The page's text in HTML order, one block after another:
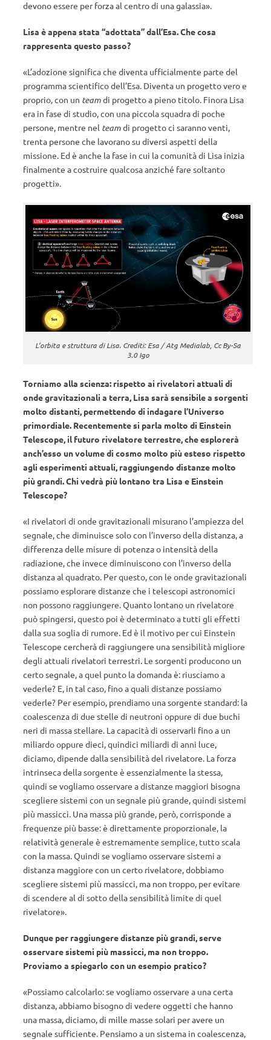
devono essere per forza al centro di una galassia».
Lisa è appena stata “adottata” dall’Esa. Che cosa
rappresenta questo passo?
«L’adozione significa che diventa ufficialmente parte del
programma scientifico dell’Esa. Diventa un progetto vero e
proprio, con un teamdi progetto a pieno titolo. Finora Lisa
era in fase di studio, con una piccola squadra di poche
persone, mentre nel teamdi progetto ci saranno venti,
trenta persone che lavorano su diversi aspetti della
missione. Ed è anche la fase in cui la comunità di Lisa inizia
finalmente a costruire qualcosa anziché fare soltanto
progetti».
L’orbita e struttura di Lisa. Crediti: Esa / Atg Medialab, Cc By-Sa
3.0 Igo
Torniamo alla scienza: rispetto ai rivelatori attuali di
onde gravitazionali a terra, Lisa sarà sensibile a sorgenti
molto distanti, permettendo di indagare l’Universo
primordiale. Recentemente si parla molto di Einstein
Telescope, il futuro rivelatore terrestre, che esplorerà
anch’esso un volume di cosmo molto più esteso rispetto
agli esperimenti attuali, raggiungendo distanze molto
più grandi. Chi vedrà più lontano tra Lisa e Einstein
Telescope?
«I rivelatori di onde gravitazionali misurano l’ampiezza del
segnale, che diminuisce solo con l’inverso della distanza, a
differenza delle misure di potenza o intensità della
radiazione, che invece diminuiscono con l’inverso della
distanza al quadrato. Per questo, con le onde gravitazionali
possiamo esplorare distanze che i telescopi astronomici
non possono raggiungere. Quanto lontano un rivelatore
può spingersi, questo poi è determinato a tutti gli effetti
dalla sua soglia di rumore. Ed è il motivo per cui Einstein
Telescope cercherà di raggiungere una sensibilità migliore
degli attuali rivelatori terrestri. Le sorgenti producono un
certo segnale, a quel punto la domanda è: riusciamo a
vederle? E, in tal caso, fino a quali distanze possiamo
vederle? Per esempio, prendiamo una sorgente standard: la
coalescenza di due stelle di neutroni oppure di due buchi
neri di massa stellare. La capacità di osservarli fino a un
miliardo oppure dieci, quindici miliardi di anni luce,
diciamo, dipende dalla sensibilità del rivelatore. La forza
intrinseca della sorgente è essenzialmente la stessa,
quindi se vogliamo osservare a distanze maggiori bisogna
scegliere sistemi con un segnale più grande, quindi sistemi
più massicci. Una massa più grande, però, corrisponde a
frequenze più basse: è direttamente proporzionale, la
relatività generale è estremamente semplice, tutto scala
con la massa. Quindi se vogliamo osservare sistemi a
distanza maggiore con un certo rivelatore, dobbiamo
scegliere sistemi più massicci, ma non troppo, per evitare
di scendere al di sotto della sensibilità limite di quel
rivelatore».
Dunque per raggiungere distanze più grandi, serve
osservare sistemi più massicci, ma non troppo.
Proviamo a spiegarlo con un esempio pratico?
«Possiamo calcolarlo: se vogliamo osservare a una certa
distanza, abbiamo bisogno di vedere oggetti che hanno
una massa, diciamo, di mille masse solari per avere un
segnale sufficiente. Pensiamo a un sistema in coalescenza,